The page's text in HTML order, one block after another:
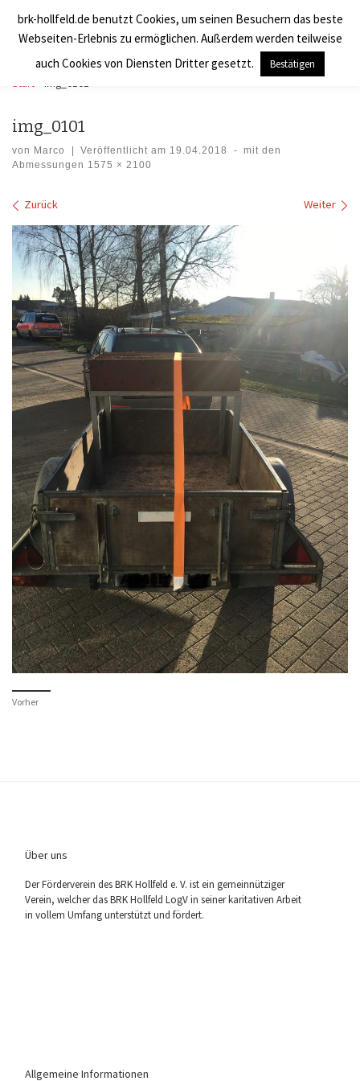
Zum Inhalt springen
BRK Hollfeld LogV
Search
Start img_0101
img_0101
von Marco Veröffentlicht am 19.04.2018 - mit den
Abmessungen 1575 × 2100
Bilder Navigation
Zurück Weiter
Vorher
Über uns
Der För­der­ver­ein des BRK Holl­feld e. V. ist ein gemein­nüt­zi­ger
Ver­ein, wel­cher das BRK Holl­feld LogV in sei­ner kari­ta­ti­ven Arbeit
in vol­lem Umfang unter­stützt und fördert.
Allgemeine Informationen
brk-hollfeld.de benutzt Cookies, um seinen Besuchern das beste
Webseiten-Erlebnis zu ermöglichen. Außerdem werden teilweise
auch Cookies von Diensten Dritter gesetzt.
Bestätigen